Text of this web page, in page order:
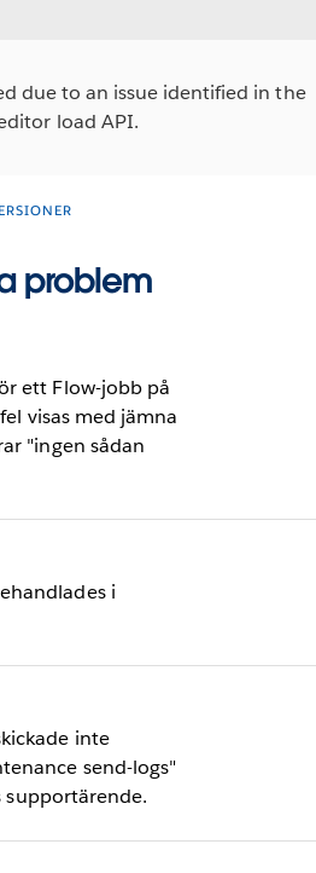
due to an issue identified in the
load API.
problem
ett Flow-jobb på
visas med jämna
"ingen sådan
i
inte
send-logs"
supportärende.